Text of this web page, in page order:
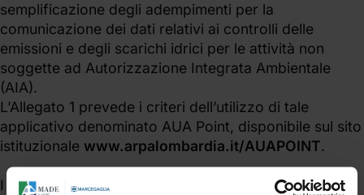
semplificazione degli adempimenti per la
comunicazione dei dati relativi ai controlli delle
emissioni e degli scarichi idrici per le attività non
soggette ad Autorizzazione Integrata Ambientale
(AIA).
L’Allegato 1 prevede i criteri dell’utilizzo di tale
applicativo denominato AUA Point, disponibile sul sito
istituzionale www.arpalombardia.it/AUAPOINT.
I Gestori di tutti gli impianti non soggetti ad AIA e